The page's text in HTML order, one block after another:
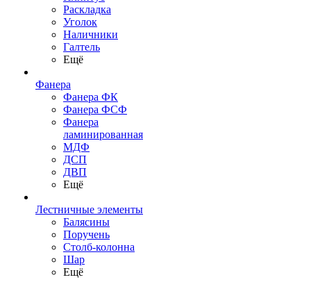
Раскладка
Уголок
Наличники
Галтель
Ещё
Фанера
Фанера ФК
Фанера ФСФ
Фанера
ламинированная
МДФ
ДСП
ДВП
Ещё
Лестничные элементы
Балясины
Поручень
Столб-колонна
Шар
Ещё